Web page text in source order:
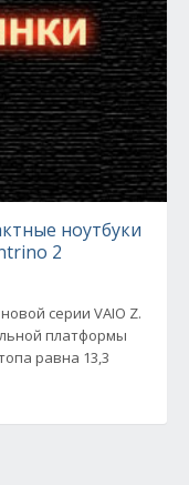
ноутбуки
2
серии VAIO Z.
платформы
равна 13,3